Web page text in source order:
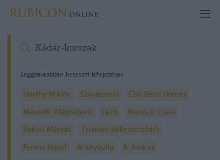
Leggyakrabban keresett kifejezések
Horthy Miklós Szovjetunió
Első Bécsi Döntés
Második Világháború
1526
Mohácsi Csata
Rákosi Mátyás
Trianoni Békeszerződés
Ferenc József
Aranybulla
II. András